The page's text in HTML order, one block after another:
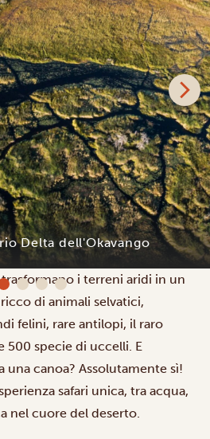
Delta dell'Okavango
una delle sette meraviglie
UNESCO: un immenso
nato dal fiume Okavango,
del deserto del Kalahari. Le
i terreni aridi in un
di animali selvatici,
felini, rare antilopi, il raro
500 specie di uccelli. E
una canoa? Assolutamente sì!
safari unica, tra acqua,
nel cuore del deserto.